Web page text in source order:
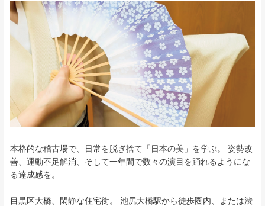
本格的な稽古場で、日常を脱ぎ捨て「日本の美」を学ぶ。 姿勢改
善、運動不足解消、そして一年間で数々の演目を踊れるようにな
る達成感を。
目黒区大橋、閑静な住宅街。 池尻大橋駅から徒歩圏内、または渋